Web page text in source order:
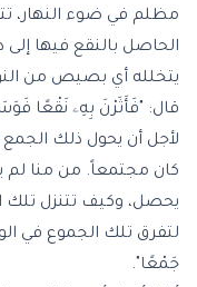
مظلم في ضوء النهار،
الحاصل بالنقع فيها
يتخلله أي بصيص من
قال: "فَأَثَرْنَ بِهِۦ نَقْعًا
لأجل أن يحول ذلك الجمع
كان مجتمعاً. من منا لم
يحصل، وكيف تتنزل تلك
لتفرق تلك الجموع في
جَمْعًا".